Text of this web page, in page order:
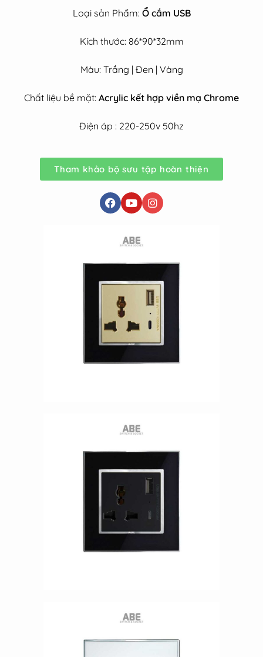
Loại sản Phẩm: Ổ cắm USB
Kích thước: 86*90*32mm
Màu: Trắng | Đen | Vàng
Chất liệu bề mặt: Acrylic kết hợp viền mạ Chrome
Điện áp : 220-250v 50hz
Tham khảo bộ sưu tập hoàn thiện